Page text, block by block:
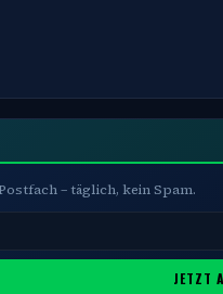
– täglich, kein Spam.
JETZT